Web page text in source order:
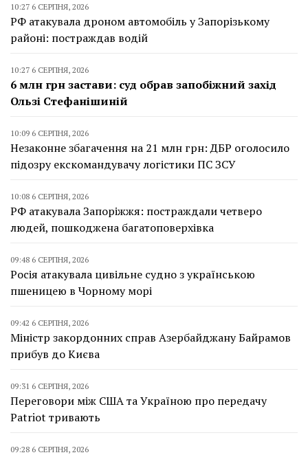
10:27 6 СЕРПНЯ, 2026
РФ атакувала дроном автомобіль у Запорізькому
районі: постраждав водій
10:27 6 СЕРПНЯ, 2026
6 млн грн застави: суд обрав запобіжний захід
Ользі Стефанішиній
10:09 6 СЕРПНЯ, 2026
Незаконне збагачення на 21 млн грн: ДБР оголосило
підозру екскомандувачу логістики ПС ЗСУ
10:08 6 СЕРПНЯ, 2026
РФ атакувала Запоріжжя: постраждали четверо
людей, пошкоджена багатоповерхівка
09:48 6 СЕРПНЯ, 2026
Росія атакувала цивільне судно з українською
пшеницею в Чорному морі
09:42 6 СЕРПНЯ, 2026
Міністр закордонних справ Азербайджану Байрамов
прибув до Києва
09:31 6 СЕРПНЯ, 2026
Переговори між США та Україною про передачу
Patriot тривають
09:28 6 СЕРПНЯ, 2026